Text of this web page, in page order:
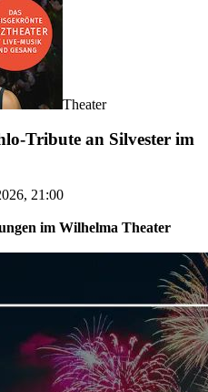
Theater
Tribute an Silvester im
21:00
im Wilhelma Theater